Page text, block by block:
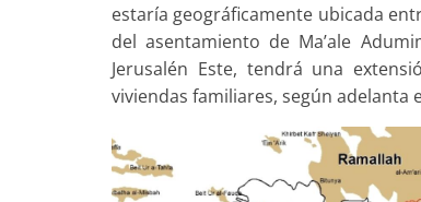
estaría geográficamente ubicada
del asentamiento de Ma’ale
Jerusalén Este, tendrá una
viviendas familiares, según adelanta